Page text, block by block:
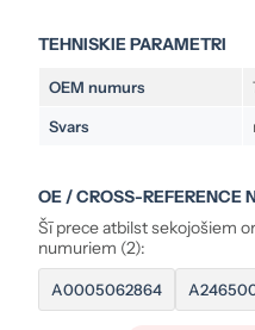
TEHNISKIE PARAMETRI
OEM numurs
Svars
OE / CROSS-REFERENCE
Šī prece atbilst sekojošiem
numuriem (2):
A0005062864